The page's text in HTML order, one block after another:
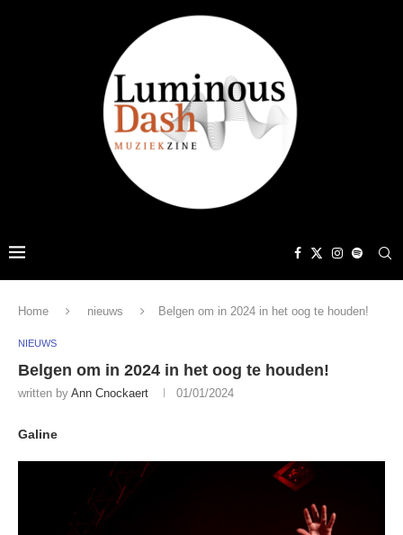
Home nieuws Belgen om in 2024 in het oog te houden!
NIEUWS
Belgen om in 2024 in het oog te houden!
written by Ann Cnockaert 01/01/2024
Galine